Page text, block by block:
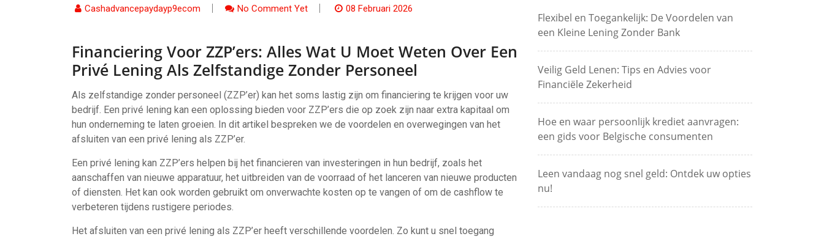
Cashadvancepaydayp9ecom No Comment Yet 08 Februari 2026
Financiering Voor ZZP’ers: Alles Wat U Moet Weten Over Een
Privé Lening Als Zelfstandige Zonder Personeel
Als zelfstandige zonder personeel (ZZP’er) kan het soms lastig zijn om financiering te krijgen voor uw
bedrijf. Een privé lening kan een oplossing bieden voor ZZP’ers die op zoek zijn naar extra kapitaal om
hun onderneming te laten groeien. In dit artikel bespreken we de voordelen en overwegingen van het
afsluiten van een privé lening als ZZP’er.
Een privé lening kan ZZP’ers helpen bij het financieren van investeringen in hun bedrijf, zoals het
aanschaffen van nieuwe apparatuur, het uitbreiden van de voorraad of het lanceren van nieuwe producten
of diensten. Het kan ook worden gebruikt om onverwachte kosten op te vangen of om de cashflow te
verbeteren tijdens rustigere periodes.
Het afsluiten van een privé lening als ZZP’er heeft verschillende voordelen. Zo kunt u snel toegang
Flexibel en Toegankelijk: De Voordelen van
een Kleine Lening Zonder Bank
Veilig Geld Lenen: Tips en Advies voor
Financiële Zekerheid
Hoe en waar persoonlijk krediet aanvragen:
een gids voor Belgische consumenten
Leen vandaag nog snel geld: Ontdek uw opties
nu!